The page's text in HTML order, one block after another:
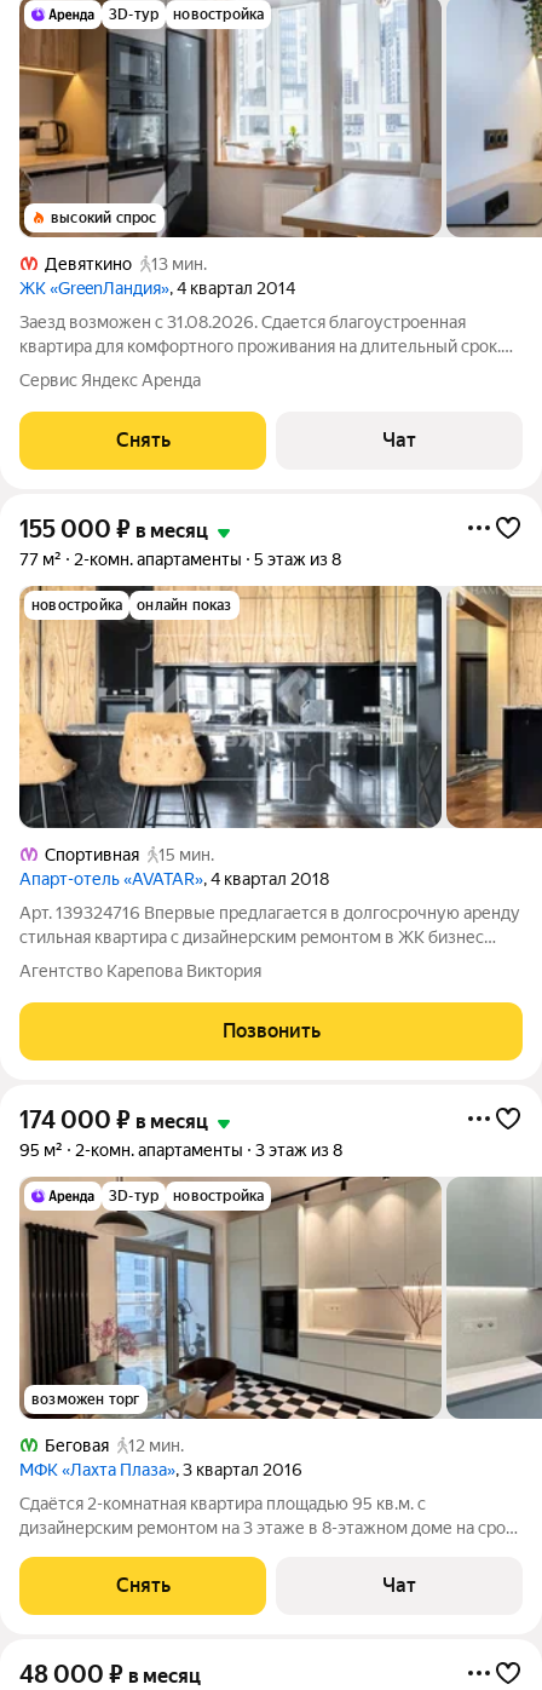
3D-тур новостройка
высокий спрос
Девяткино
13 мин.
ЖК «GreenЛандия», 4 квартал 2014
Заезд возможен с 31.08.2026. Сдается благоустроенная
квартира для комфортного проживания на длительный срок.
Подробно ознакомиться с обустройством можно по фото. Из
окон открывается вид на развитый район. Есть места для сна,
работы, обеденная зона и
Сервис Яндекс Аренда
Снять Чат
155 000 ₽ в месяц
77 м² 2-комн. апартаменты 5 этаж из 8
новостройка онлайн показ
Спортивная
15 мин.
Апарт-отель «AVATAR», 4 квартал 2018
Арт. 139324716 Впервые предлагается в долгосрочную аренду
стильная квартира с дизайнерским ремонтом в ЖК бизнес
класса "Аватар". Квартира расположена на 5 этаже. Окна
направлены в благоустроенный, тихий двор. Идеальная
планировка. Высокие
Агентство Карепова Виктория
Позвонить
174 000 ₽ в месяц
95 м² 2-комн. апартаменты 3 этаж из 8
3D-тур новостройка
возможен торг
Беговая
12 мин.
МФК «Лахта Плаза», 3 квартал 2016
Сдаётся 2-комнатная квартира площадью 95 кв.м. с
дизайнерским ремонтом на 3 этаже в 8-этажном доме на срок
Стиральная машина Холодильник Посудомоечная машина
Снять Чат
48 000 ₽ в месяц